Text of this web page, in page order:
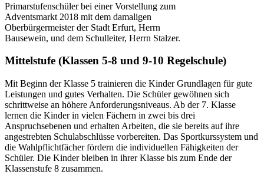
Primarstufenschüler bei einer Vorstellung zum
Adventsmarkt 2018 mit dem damaligen
Oberbürgermeister der Stadt Erfurt, Herrn
Bausewein, und dem Schulleiter, Herrn Stalzer.
Mittelstufe (Klassen 5-8 und 9-10 Regelschule)
Mit Beginn der Klasse 5 trainieren die Kinder Grundlagen für gute
Leistungen und gutes Verhalten. Die Schüler gewöhnen sich
schrittweise an höhere Anforderungsniveaus. Ab der 7. Klasse
lernen die Kinder in vielen Fächern in zwei bis drei
Anspruchsebenen und erhalten Arbeiten, die sie bereits auf ihre
angestrebten Schulabschlüsse vorbereiten. Das Sportkurssystem und
die Wahlpflichtfächer fördern die individuellen Fähigkeiten der
Schüler. Die Kinder bleiben in ihrer Klasse bis zum Ende der
Klassenstufe 8 zusammen.